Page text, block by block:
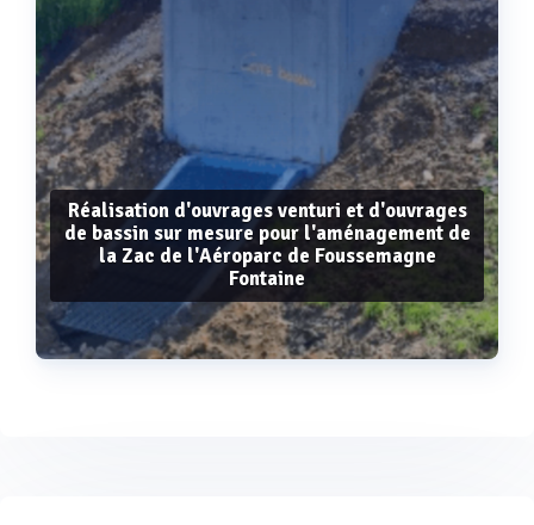
Réalisation d'ouvrages venturi et d'ouvrages
de bassin sur mesure pour l'aménagement de
la Zac de l'Aéroparc de Foussemagne
Fontaine